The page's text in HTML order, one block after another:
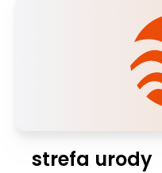
strefa urody